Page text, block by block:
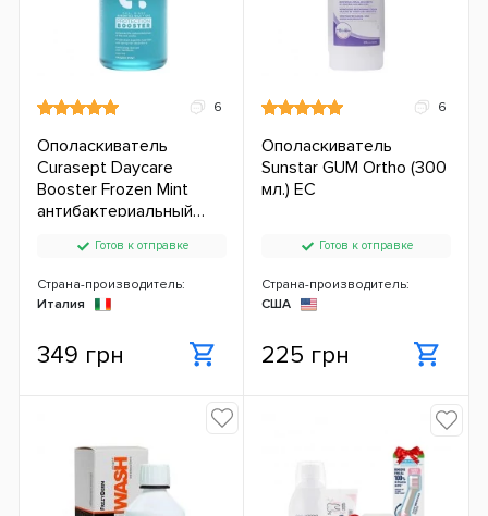
6
Ополаскиватель
Curasept Daycare
Booster Frozen Mint
антибактериальный
Готов к отправке
Страна-производитель:
Италия
349 грн
6
Ополаскиватель
Sunstar GUM Ortho (300
мл.) ЕС
Готов к отправке
Страна-производитель:
США
225 грн